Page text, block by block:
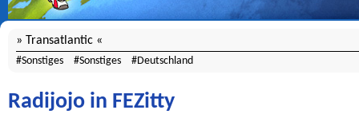
Transatlantic
Sonstiges Sonstiges Deutschland
Radijojo in FEZitty